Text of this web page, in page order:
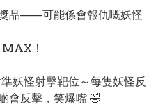
品——可能係會報仇嘅妖怪
MAX！
妖怪射擊靶位～每隻妖怪反
會反擊，笑爆嘴 🤣